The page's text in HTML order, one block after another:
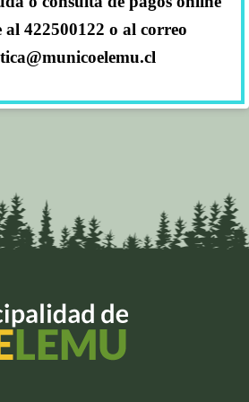
al 422500122 o al correo